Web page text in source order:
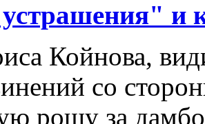
и
Койнова,
со
рощу за